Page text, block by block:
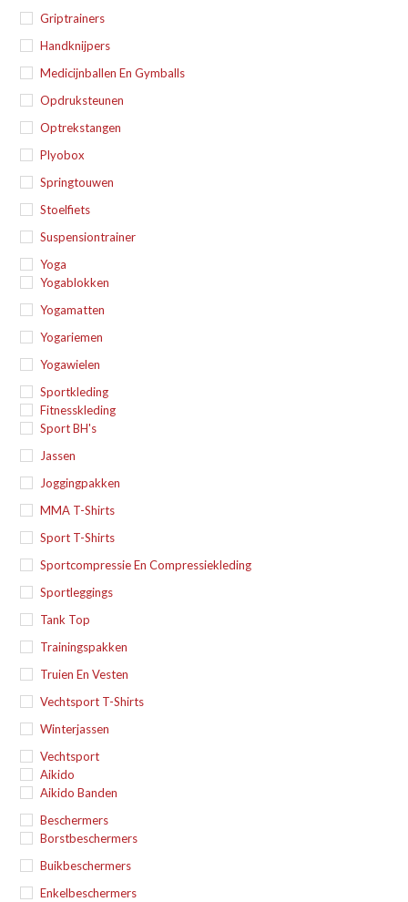
Griptrainers
Handknijpers
Medicijnballen En Gymballs
Opdruksteunen
Optrekstangen
Plyobox
Springtouwen
Stoelfiets
Suspensiontrainer
Yoga
Yogablokken
Yogamatten
Yogariemen
Yogawielen
Sportkleding
Fitnesskleding
Sport BH's
Jassen
Joggingpakken
MMA T-Shirts
Sport T-Shirts
Sportcompressie En Compressiekleding
Sportleggings
Tank Top
Trainingspakken
Truien En Vesten
Vechtsport T-Shirts
Winterjassen
Vechtsport
Aikido
Aikido Banden
Beschermers
Borstbeschermers
Buikbeschermers
Enkelbeschermers